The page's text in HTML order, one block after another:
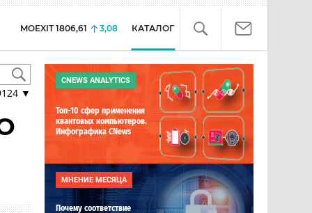
MOEXIT 1806,61 3,08 КАТАЛОГ
▼
CNEWS ANALYTICS
Топ-10 сфер применения
квантовых компьютеров.
Инфографика CNews
МНЕНИЕ МЕСЯЦА
Почему соответствие